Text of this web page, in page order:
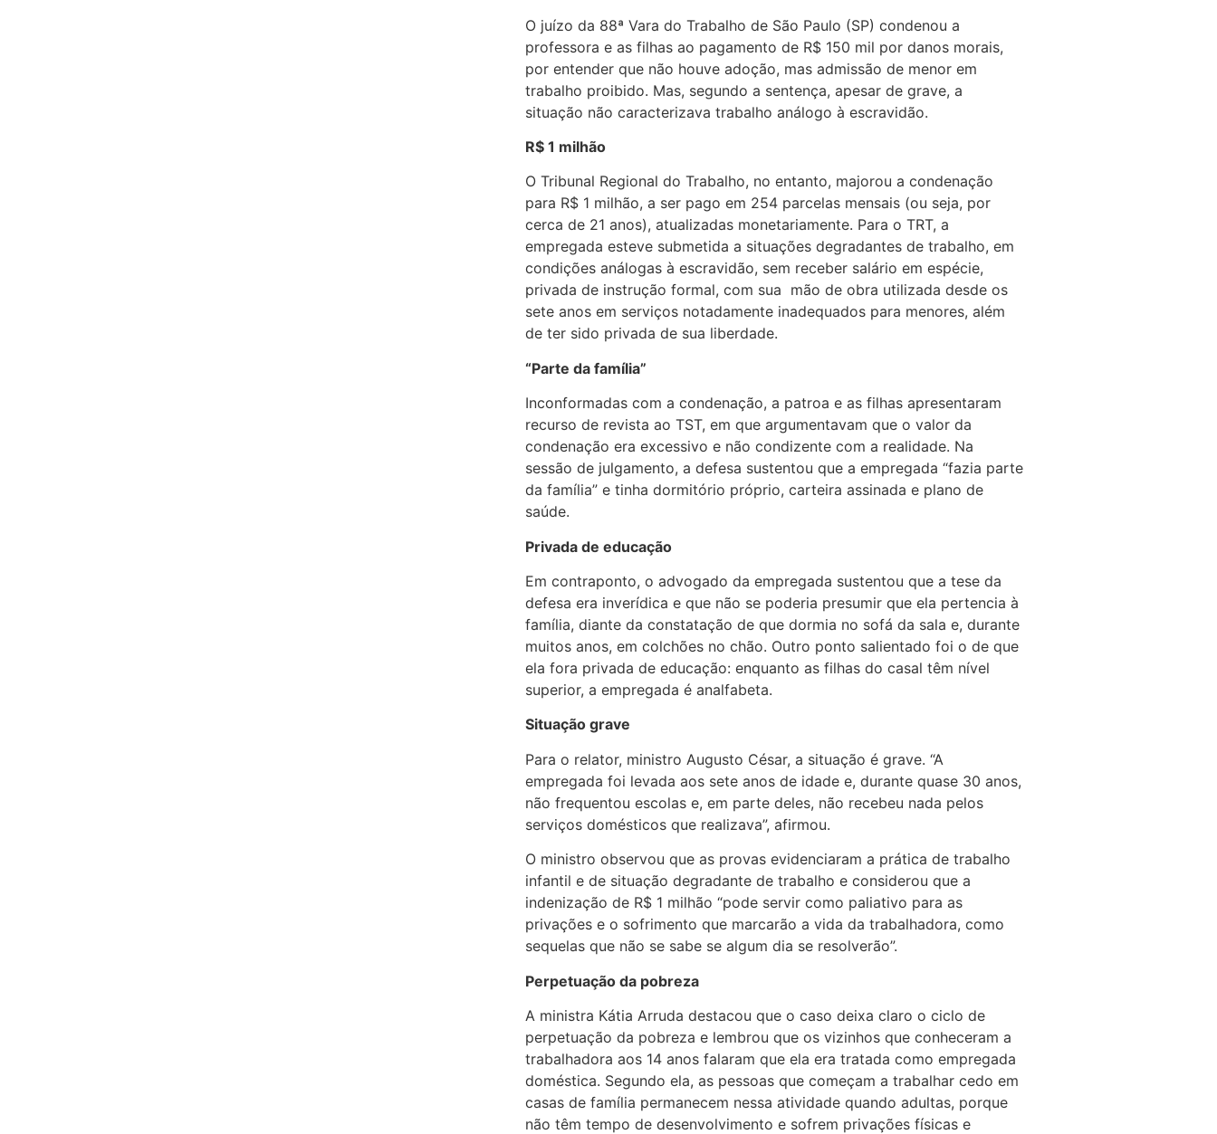
O juízo da 88ª Vara do Trabalho de São Paulo (SP) condenou a
professora e as filhas ao pagamento de R$ 150 mil por danos morais,
por entender que não houve adoção, mas admissão de menor em
trabalho proibido. Mas, segundo a sentença, apesar de grave, a
situação não caracterizava trabalho análogo à escravidão.
R$ 1 milhão
O Tribunal Regional do Trabalho, no entanto, majorou a condenação
para R$ 1 milhão, a ser pago em 254 parcelas mensais (ou seja, por
cerca de 21 anos), atualizadas monetariamente. Para o TRT, a
empregada esteve submetida a situações degradantes de trabalho, em
condições análogas à escravidão, sem receber salário em espécie,
privada de instrução formal, com sua mão de obra utilizada desde os
sete anos em serviços notadamente inadequados para menores, além
de ter sido privada de sua liberdade.
“Parte da família”
Inconformadas com a condenação, a patroa e as filhas apresentaram
recurso de revista ao TST, em que argumentavam que o valor da
condenação era excessivo e não condizente com a realidade. Na
sessão de julgamento, a defesa sustentou que a empregada “fazia parte
da família” e tinha dormitório próprio, carteira assinada e plano de
saúde.
Privada de educação
Em contraponto, o advogado da empregada sustentou que a tese da
defesa era inverídica e que não se poderia presumir que ela pertencia à
família, diante da constatação de que dormia no sofá da sala e, durante
muitos anos, em colchões no chão. Outro ponto salientado foi o de que
ela fora privada de educação: enquanto as filhas do casal têm nível
superior, a empregada é analfabeta.
Situação grave
Para o relator, ministro Augusto César, a situação é grave. “A
empregada foi levada aos sete anos de idade e, durante quase 30 anos,
não frequentou escolas e, em parte deles, não recebeu nada pelos
serviços domésticos que realizava”, afirmou.
O ministro observou que as provas evidenciaram a prática de trabalho
infantil e de situação degradante de trabalho e considerou que a
indenização de R$ 1 milhão “pode servir como paliativo para as
privações e o sofrimento que marcarão a vida da trabalhadora, como
sequelas que não se sabe se algum dia se resolverão”.
Perpetuação da pobreza
A ministra Kátia Arruda destacou que o caso deixa claro o ciclo de
perpetuação da pobreza e lembrou que os vizinhos que conheceram a
trabalhadora aos 14 anos falaram que ela era tratada como empregada
doméstica. Segundo ela, as pessoas que começam a trabalhar cedo em
casas de família permanecem nessa atividade quando adultas, porque
não têm tempo de desenvolvimento e sofrem privações físicas e